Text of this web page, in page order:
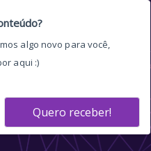
no B2B